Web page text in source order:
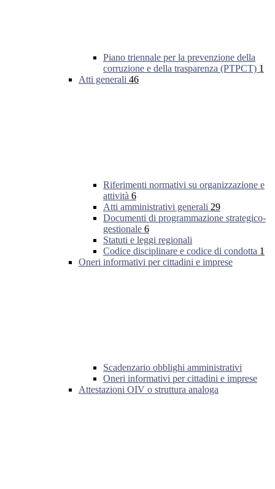
Piano triennale per la prevenzione della
corruzione e della trasparenza (PTPCT) 1
Atti generali 46
Riferimenti normativi su organizzazione e
attività 6
Atti amministrativi generali 29
Documenti di programmazione strategico-
gestionale 6
Statuti e leggi regionali
Codice disciplinare e codice di condotta 1
Oneri informativi per cittadini e imprese
Scadenzario obblighi amministrativi
Oneri informativi per cittadini e imprese
Attestazioni OIV o struttura analoga